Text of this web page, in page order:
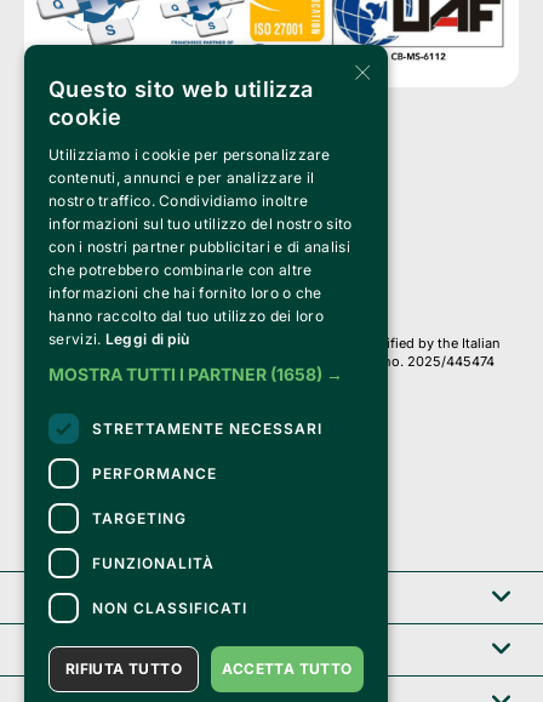
Clappit is a trademark of:
Bemils Srl
a Socio Unico
Via Fosse Ardeatine, 4 -20092 Cinisello Balsamo (MI)
PI 05589050961
Iscr. C.C.I.A.A. Milano R.E.A. 1833471
© 2010-2025 Bemils Srl - All rights reserved
Credits:
Clappit is based on the Belive 6.2 ticketing platform, certified by the Italian
Revenue Agency (Agenzia delle Entrate) under protocol no. 2025/445474
dated November 6, 2025.
On Clappit your purchases and your data
they are secure and protected by an SSL certificate
with 128-bit encryption.
Clappit
Help center
×
Questo sito web utilizza
cookie
Utilizziamo i cookie per personalizzare
contenuti, annunci e per analizzare il
nostro traffico. Condividiamo inoltre
informazioni sul tuo utilizzo del nostro sito
con i nostri partner pubblicitari e di analisi
che potrebbero combinarle con altre
informazioni che hai fornito loro o che
hanno raccolto dal tuo utilizzo dei loro
servizi. Leggi di più
MOSTRA TUTTI I PARTNER (1658) →
STRETTAMENTE NECESSARI
PERFORMANCE
TARGETING
FUNZIONALITÀ
NON CLASSIFICATI
ACCETTA TUTTO
RIFIUTA TUTTO